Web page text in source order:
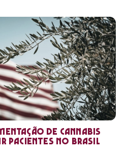
de cannabis
pacientes no Brasil